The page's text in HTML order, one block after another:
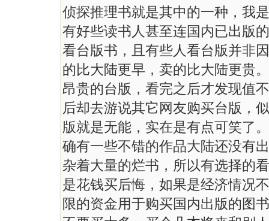
侦探推理书就是其中的一种，我
有好些读书人甚至连国内已出版
看台版书，且有些人看台版并非
的比大陆更早，卖的比大陆更贵
昂贵的台版，看完之后才发现值
后却去游说其它网友购买台版，
版就是无能，实在是有点可笑了
确有一些不错的作品大陆还没有
杂着大量的烂书，所以有选择的
是花钱买后悔，如果是经济情况
限的资金用于购买国内出版的图